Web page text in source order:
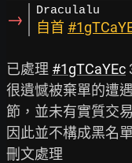
→ Draculalu
自首
已處理 #1gTCaYEc
很遺憾被棄單的遭
節，並未有實質交
因此並不構成黑名
刪文處理